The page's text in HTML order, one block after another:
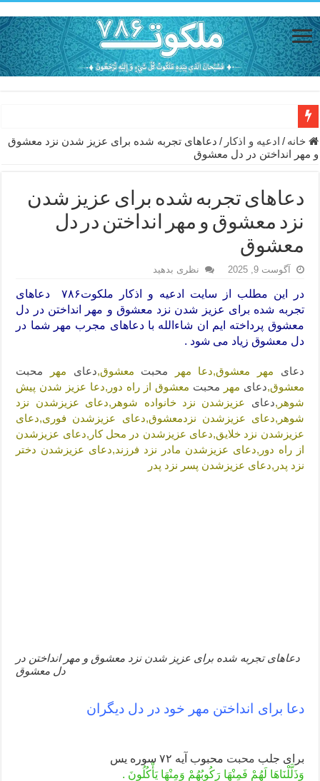
دعای حفظ جان خانواده از بلا در سفر – دعای دفع بلا در قرآن
دعای مجرب برای رفع گرفتاری – ذکر قوی برای جلوگیری از اندوه و
دعا برای عاشق شدن طرف مقابل – عاشق کردن طرف مقابل از راه
دعای حفظ جان عزیزان از بلا در سفر – دعا برای رفع حوادث بد روزانه
انواع ذکرهای الهی و خواص آن – مجرب ترین ذکرها برای برآوردن
ختم سوره تکاثر برای جذب ثروت – خواص و برکات سوره تکاثر
دعا قدرت و توانمندی – دعا برای افزایش انرژی بدن و قدرت بازو
خانه / ادعيه و اذكار / دعاهای تجربه شده برای عزیز شدن نزد معشوق
و مهر انداختن در دل معشوق
دعاهای تجربه شده برای عزیز شدن
نزد معشوق و مهر انداختن در دل
معشوق
آگوست 9, 2025 نظری بدهید
در این مطلب از سایت ادعیه و اذکار ملکوت۷۸۶
دعاهای
تجربه شده برای عزیز شدن نزد معشوق و مهر انداختن در دل
معشوق پرداخته ایم ان شاءالله با دعاهای مجرب مهر شما در
دل معشوق زیاد می شود .
دعای مهر معشوق,دعا مهر محبت معشوق,دعای مهر محبت
معشوق,دعای مهر محبت معشوق از راه دور,دعا عزیز شدن پیش
شوهر,دعای عزیزشدن نزد خانواده شوهر,دعای عزیزشدن نزد
شوهر,دعای عزیزشدن نزدمعشوق,دعای عزیزشدن فوری,دعای
عزیزشدن نزد خلایق,دعای عزیزشدن در محل کار,دعای عزیزشدن
از راه دور,دعای عزیزشدن مادر نزد فرزند,دعای عزیزشدن دختر
نزد پدر,دعای عزیزشدن پسر نزد پدر
دعاهای تجربه شده برای عزیز شدن نزد معشوق و مهر انداختن در
دل معشوق
دعا برای انداختن مهر خود در دل دیگران
برای جلب محبت محبوب آیه ۷۲ سوره یس
وَذَلَّلْنَاهَا لَهُمْ فَمِنْهَا رَکُوبُهُمْ وَمِنْهَا یَأْکُلُونَ .